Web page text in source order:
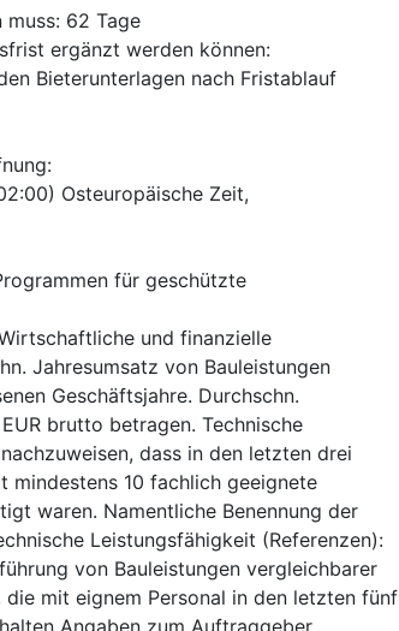
muss: 62 Tage
ergänzt werden können:
Bieterunterlagen nach Fristablauf
:
Osteuropäische Zeit,
für geschützte
und finanzielle
Jahresumsatz von Bauleistungen
Geschäftsjahre. Durchschn.
brutto betragen. Technische
dass in den letzten drei
mindestens 10 fachlich geeignete
waren. Namentliche Benennung der
Leistungsfähigkeit (Referenzen):
von Bauleistungen vergleichbarer
mit eignem Personal in den letzten fünf
Angaben zum Auftraggeber,